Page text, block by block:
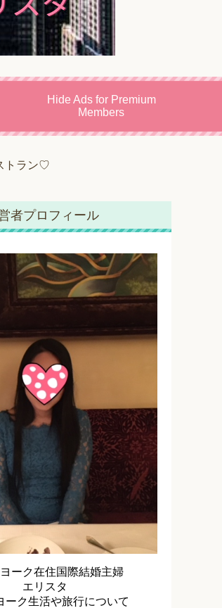
Hide Ads for Premium
Members
トラン♡
者プロフィール
ーク在住国際結婚主婦
エリスタ
ーク生活や旅行について